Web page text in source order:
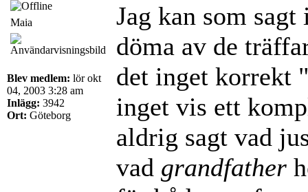
Maia
Blev medlem: lör okt
04, 2003 3:28 am
Inlägg: 3942
Ort: Göteborg
Jag kan som
döma av de
det inget korrekt
inget vis ett
aldrig sagt vad
vad grandfather